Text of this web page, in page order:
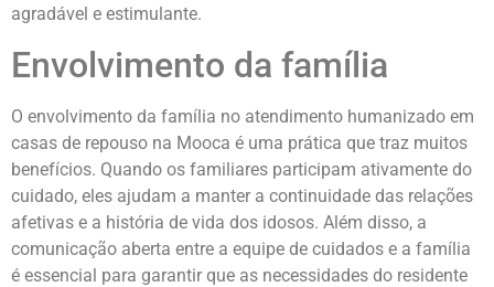
agradável e estimulante.
Envolvimento da família
O envolvimento da família no atendimento humanizado em
casas de repouso na Mooca é uma prática que traz muitos
benefícios. Quando os familiares participam ativamente do
cuidado, eles ajudam a manter a continuidade das relações
afetivas e a história de vida dos idosos. Além disso, a
comunicação aberta entre a equipe de cuidados e a família
é essencial para garantir que as necessidades do residente